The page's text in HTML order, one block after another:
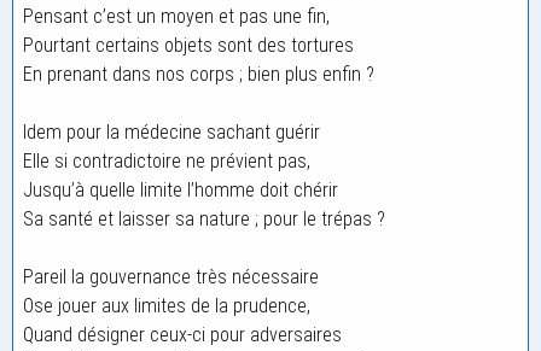
Pensant c’est un moyen et pas une fin,
Pourtant certains objets sont des tortures
En prenant dans nos corps ; bien plus enfin ?
Idem pour la médecine sachant guérir
Elle si contradictoire ne prévient pas,
Jusqu’à quelle limite l’homme doit chérir
Sa santé et laisser sa nature ; pour le trépas ?
Pareil la gouvernance très nécessaire
Ose jouer aux limites de la prudence,
Quand désigner ceux-ci pour adversaires